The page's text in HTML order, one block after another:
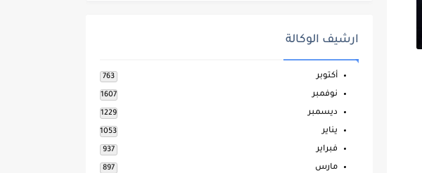
ارشيف الوكالة
أكتوبر 763
نوفمبر 1607
ديسمبر 1229
يناير 1053
فبراير 937
مارس 897